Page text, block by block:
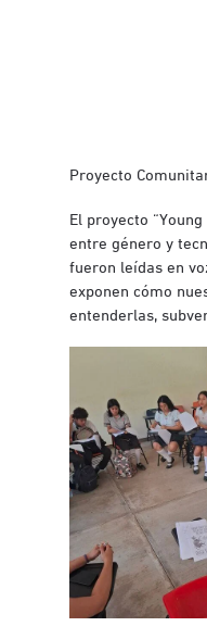
Proyecto
El proyecto
entre género y
fueron leídas en
exponen cómo
entenderlas,